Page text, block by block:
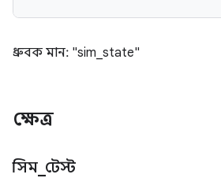
ধ্রুবক মান: "sim_state"
ক্ষেত্র
সিম_ টেস্ট